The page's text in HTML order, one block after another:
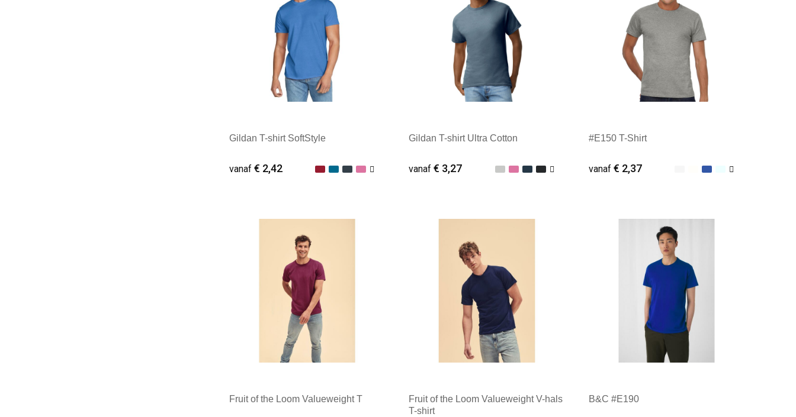
Gildan T-shirt SoftStyle
vanaf € 2,42
Gildan T-shirt Ultra Cotton
vanaf€ 3,27
#E150 T-Shirt
vanaf € 2,37
Minimale afname: 25
Fruit of the Loom Valueweight T
Fruit of the Loom Valueweight V-hals
T-shirt
B&C #E190